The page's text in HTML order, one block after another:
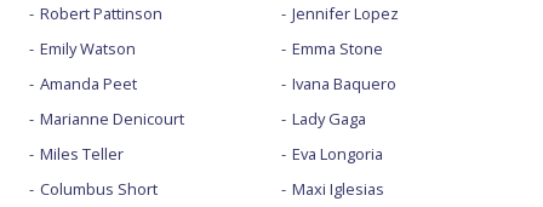
Robert Pattinson
Emily Watson
Amanda Peet
Marianne Denicourt
Miles Teller
Columbus Short
Jennifer Lopez
Emma Stone
Ivana Baquero
Lady Gaga
Eva Longoria
Maxi Iglesias